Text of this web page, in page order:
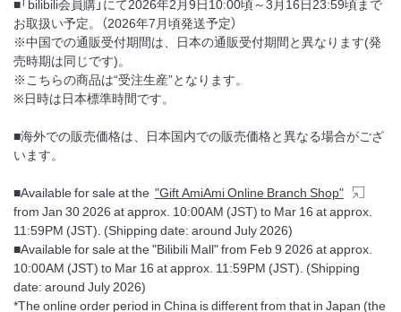
■「bilibili会員購」にて2026年2月9日10:00頃～3月16日23:59頃まで
お取扱い予定。（2026年7月頃発送予定）
※中国での通販受付期間は、日本の通販受付期間と異なります(発
売時期は同じです)。
※こちらの商品は“受注生産”となります。
※日時は日本標準時間です。
■海外での販売価格は、日本国内での販売価格と異なる場合がござ
います。
■Available for sale at the "Gift AmiAmi Online Branch Shop"
from Jan 30 2026 at approx. 10:00AM (JST) to Mar 16 at approx.
11:59PM (JST). (Shipping date: around July 2026)
■Available for sale at the "Bilibili Mall" from Feb 9 2026 at approx.
10:00AM (JST) to Mar 16 at approx. 11:59PM (JST). (Shipping
date: around July 2026)
*The online order period in China is different from that in Japan (the